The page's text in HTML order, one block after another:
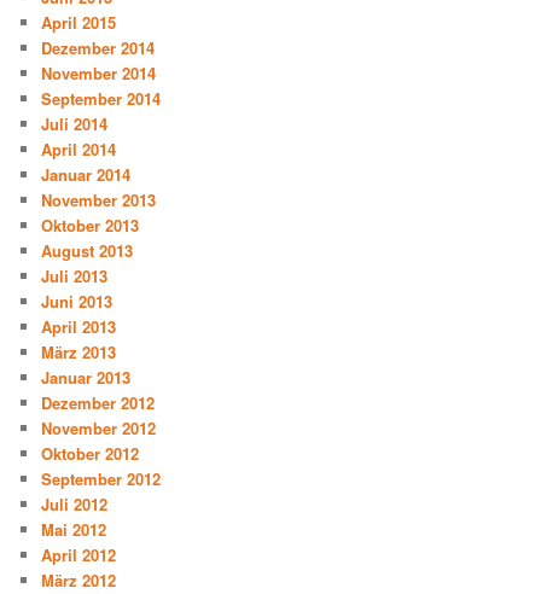
April 2015
Dezember 2014
November 2014
September 2014
Juli 2014
April 2014
Januar 2014
November 2013
Oktober 2013
August 2013
Juli 2013
Juni 2013
April 2013
März 2013
Januar 2013
Dezember 2012
November 2012
Oktober 2012
September 2012
Juli 2012
Mai 2012
April 2012
März 2012